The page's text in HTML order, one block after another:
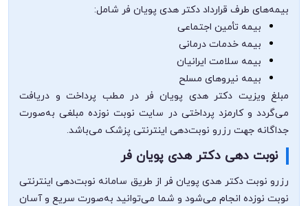
بیمه‌های طرف قرارداد دکتر هدی پویان فر شامل:
بیمه تأمین اجتماعی
بیمه خدمات درمانی
بیمه سلامت ایرانیان
بیمه نیروهای مسلح
مبلغ ویزیت دکتر هدی پویان فر در مطب پرداخت و دریافت
می‌گردد و کارمزد پرداختی در سایت نوبت نوزده مبلغی به‌صورت
جداگانه جهت رزرو نوبت‌دهی اینترنتی پزشک می‌باشد.
نوبت دهی دکتر هدی پویان فر
رزرو نوبت دکتر هدی پویان فر از طریق سامانه نوبت‌دهی اینترنتی
نوبت نوزده انجام می‌شود و شما می‌توانید به‌صورت سریع و آسان